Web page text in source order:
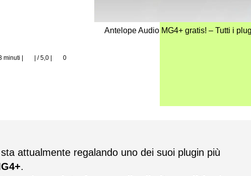
minuti | | / 5,0 | 0
Antelope Audio MG4+ gratis! – Tutti i
attualmente regalando uno dei suoi plugin più
.